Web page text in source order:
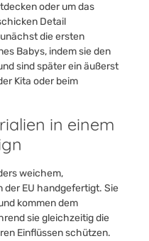
oder um das
Detail
die ersten
Babys, indem sie den
sind später ein äußerst
Kita oder beim
in einem
weichem,
der EU handgefertigt. Sie
kommen dem
sie gleichzeitig die
Einflüssen schützen.